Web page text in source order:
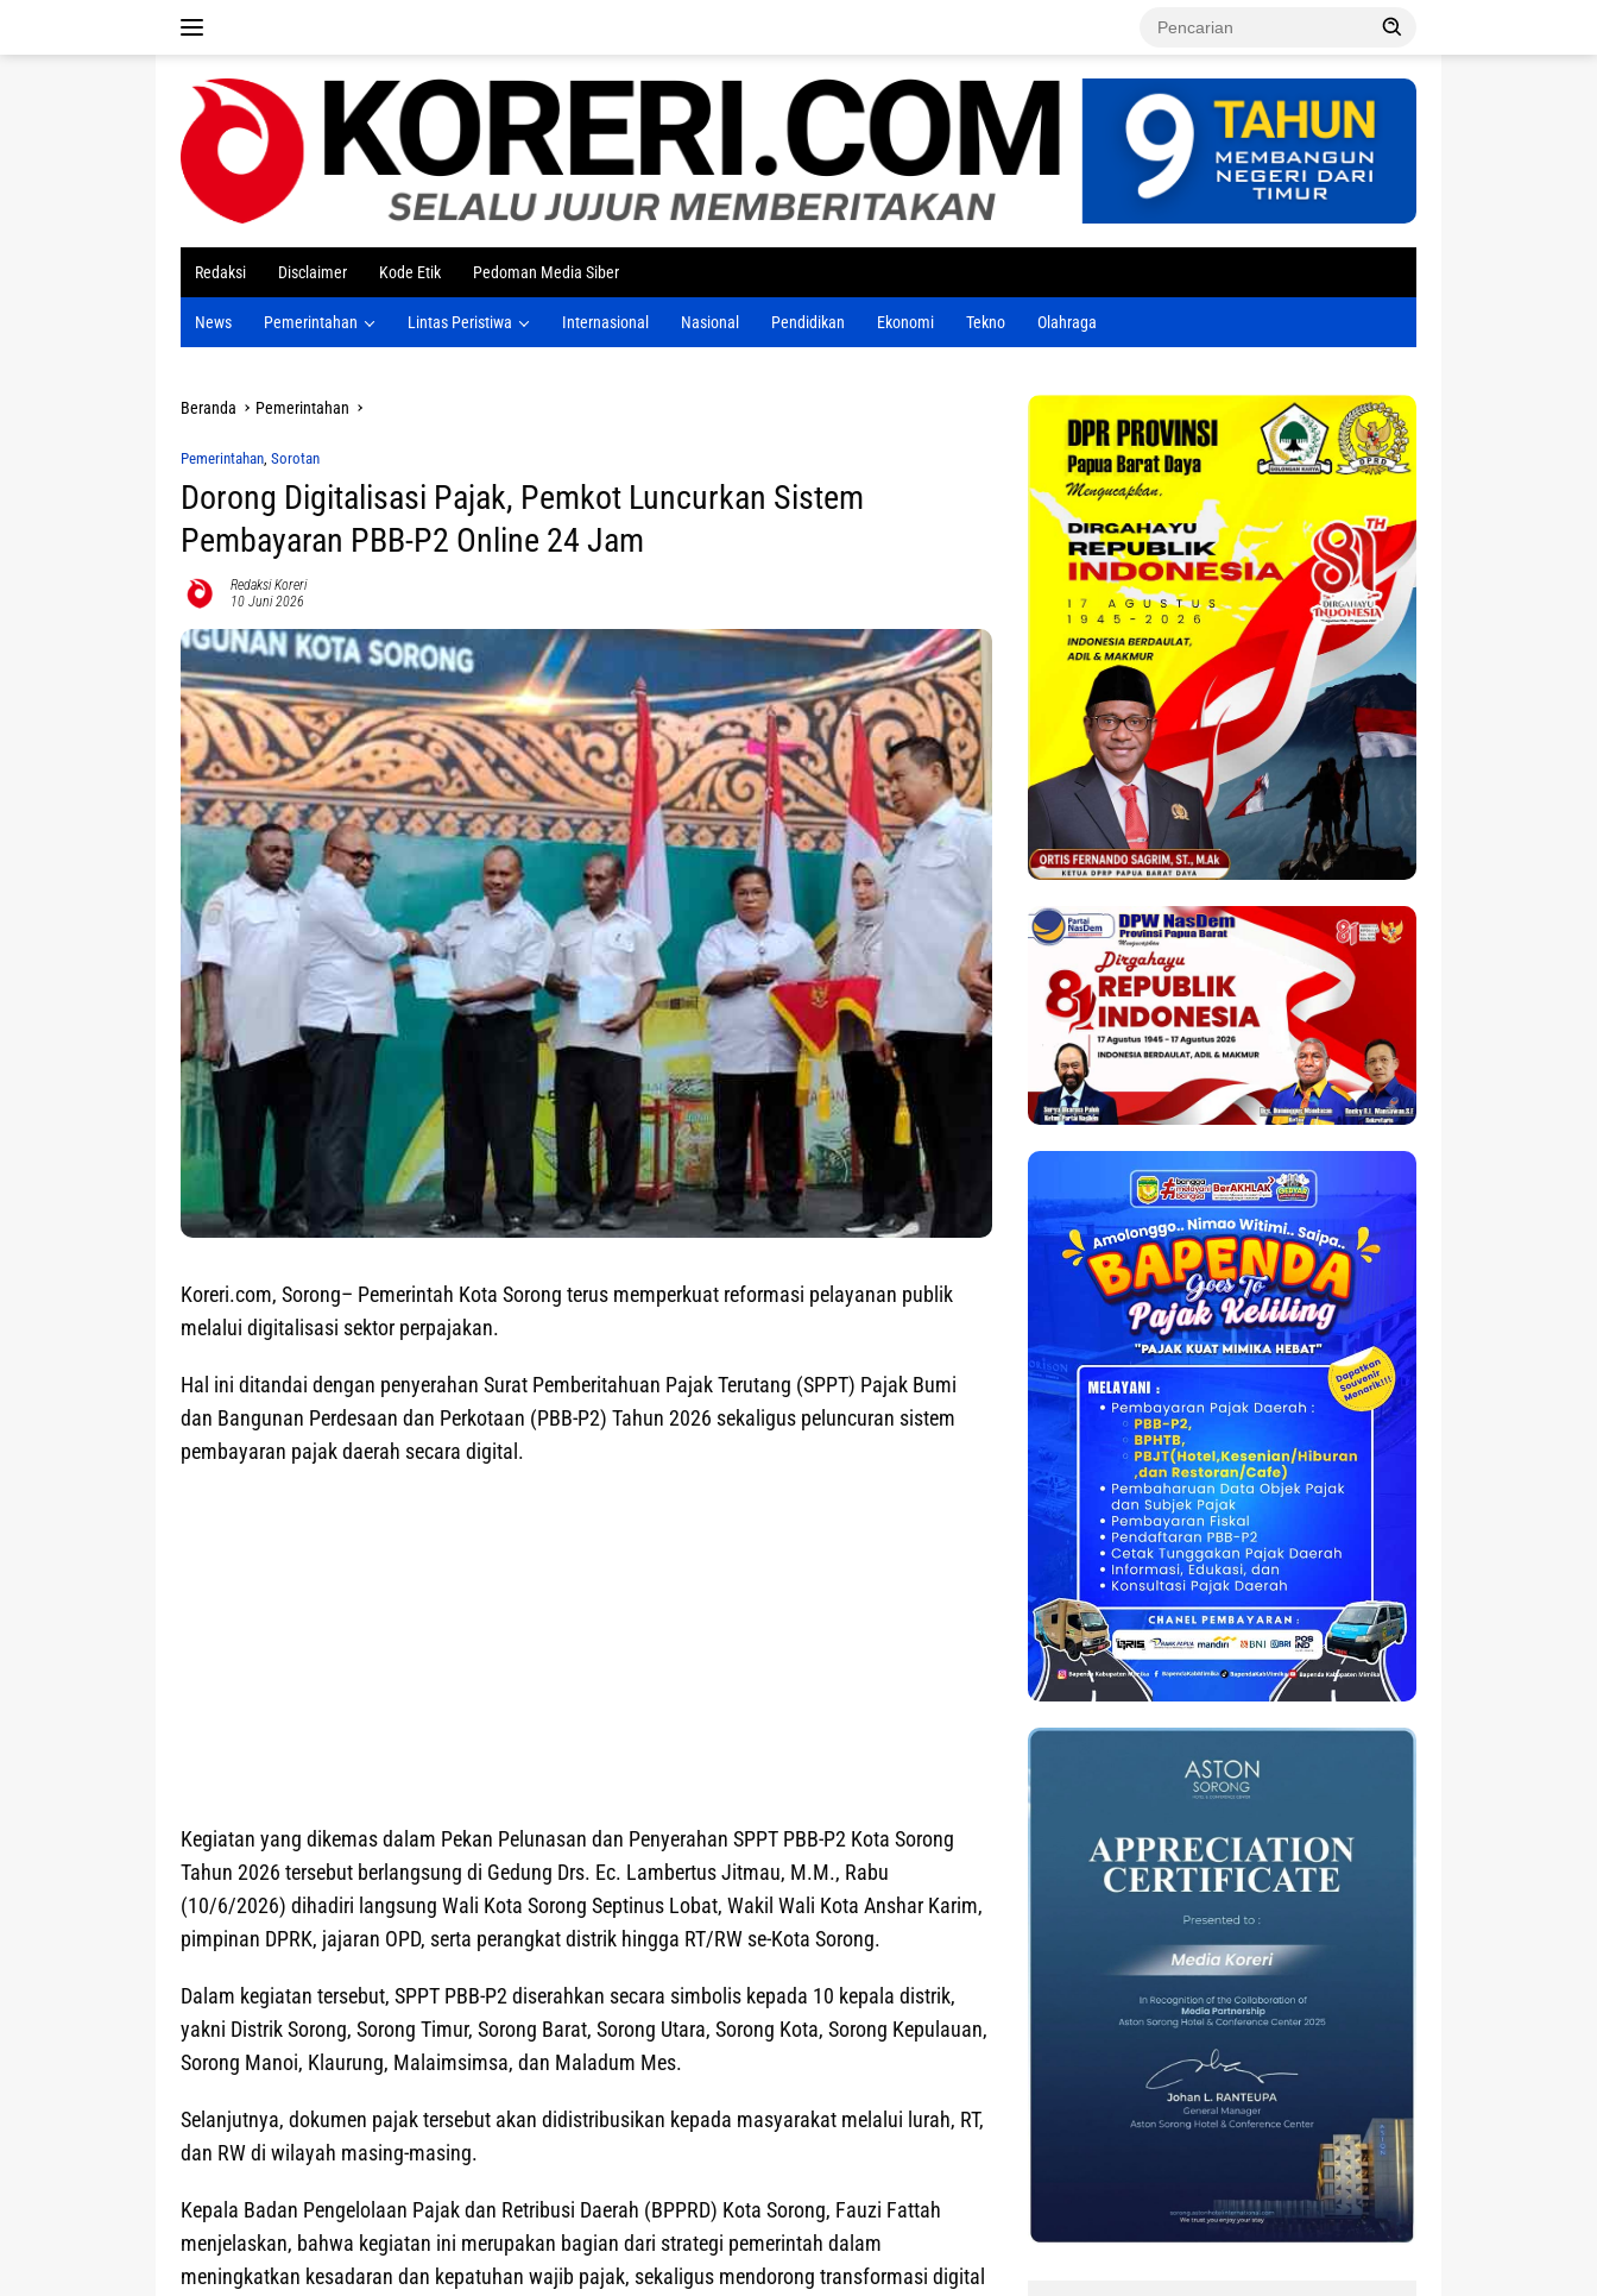
Redaksi Disclaimer Kode Etik Pedoman Media Siber
News Pemerintahan Lintas Peristiwa Internasional Nasional Pendidikan Ekonomi Tekno Olahraga
Beranda Pemerintahan
Pemerintahan Sorotan
Dorong Digitalisasi Pajak, Pemkot Luncurkan Sistem
Pembayaran PBB-P2 Online 24 Jam
Redaksi Koreri
10 Juni 2026
Koreri.com, Sorong– Pemerintah Kota Sorong terus memperkuat reformasi pelayanan publik
melalui digitalisasi sektor perpajakan.
Hal ini ditandai dengan penyerahan Surat Pemberitahuan Pajak Terutang (SPPT) Pajak Bumi
dan Bangunan Perdesaan dan Perkotaan (PBB-P2) Tahun 2026 sekaligus peluncuran sistem
pembayaran pajak daerah secara digital.
Kegiatan yang dikemas dalam Pekan Pelunasan dan Penyerahan SPPT PBB-P2 Kota Sorong
Tahun 2026 tersebut berlangsung di Gedung Drs. Ec. Lambertus Jitmau, M.M., Rabu
(10/6/2026) dihadiri langsung Wali Kota Sorong Septinus Lobat, Wakil Wali Kota Anshar Karim,
pimpinan DPRK, jajaran OPD, serta perangkat distrik hingga RT/RW se-Kota Sorong.
Dalam kegiatan tersebut, SPPT PBB-P2 diserahkan secara simbolis kepada 10 kepala distrik,
yakni Distrik Sorong, Sorong Timur, Sorong Barat, Sorong Utara, Sorong Kota, Sorong Kepulauan,
Sorong Manoi, Klaurung, Malaimsimsa, dan Maladum Mes.
Selanjutnya, dokumen pajak tersebut akan didistribusikan kepada masyarakat melalui lurah, RT,
dan RW di wilayah masing-masing.
Kepala Badan Pengelolaan Pajak dan Retribusi Daerah (BPPRD) Kota Sorong, Fauzi Fattah
menjelaskan, bahwa kegiatan ini merupakan bagian dari strategi pemerintah dalam
meningkatkan kesadaran dan kepatuhan wajib pajak, sekaligus mendorong transformasi digital